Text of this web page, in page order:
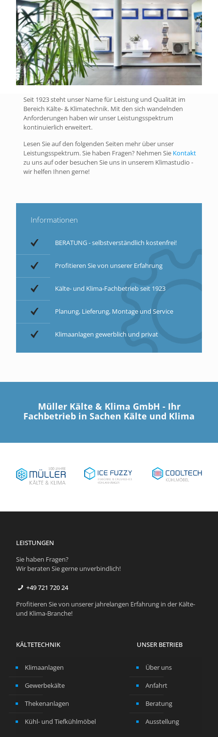
Seit 1923 steht unser Name für Leistung und Qualität im
Bereich Kälte- & Klimatechnik. Mit den sich wandelnden
Anforderungen haben wir unser Leistungsspektrum
kontinuierlich erweitert.
Lesen Sie auf den folgenden Seiten mehr über unser
Leistungsspektrum. Sie haben Fragen? Nehmen Sie Kontakt
zu uns auf oder besuchen Sie uns in unserem Klimastudio -
wir helfen Ihnen gerne!
Informationen
BERATUNG - selbstverständlich kostenfrei!
Profitieren Sie von unserer Erfahrung
Kälte- und Klima-Fachbetrieb seit 1923
Planung, Lieferung, Montage und Service
Klimaanlagen gewerblich und privat
Müller Kälte & Klima GmbH - Ihr
Fachbetrieb in Sachen Kälte und Klima
LEISTUNGEN
Sie haben Fragen?
Wir beraten Sie gerne unverbindlich!
+49 ­721 72­0 24
Profitieren Sie von unserer jahrelangen Erfahrung in der Kälte-
und Klima-Branche!
KÄLTETECHNIK
Klimaanlagen
Gewerbekälte
Thekenanlagen
Kühl- und Tiefkühlmöbel
UNSER BETRIEB
Über uns
Anfahrt
Beratung
Ausstellung